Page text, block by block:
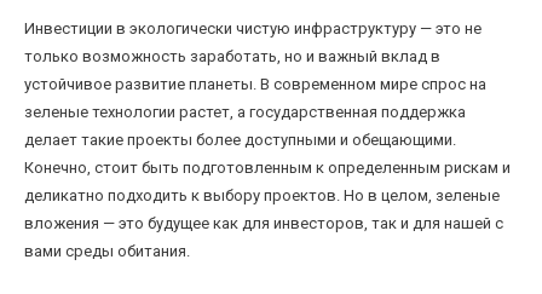
Инвестиции в экологически чистую инфраструктуру — это не
только возможность заработать, но и важный вклад в
устойчивое развитие планеты. В современном мире спрос на
зеленые технологии растет, а государственная поддержка
делает такие проекты более доступными и обещающими.
Конечно, стоит быть подготовленным к определенным рискам и
деликатно подходить к выбору проектов. Но в целом, зеленые
вложения — это будущее как для инвесторов, так и для нашей с
вами среды обитания.